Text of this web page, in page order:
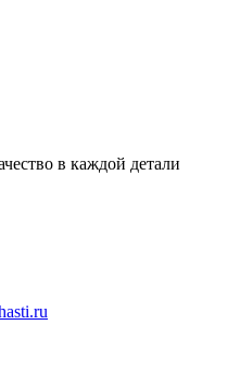
в каждой детали